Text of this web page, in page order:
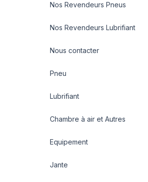
Nos Revendeurs Pneus
Nos Revendeurs Lubrifiant
Nous contacter
Pneu
Lubrifiant
Chambre à air et Autres
Equipement
Jante